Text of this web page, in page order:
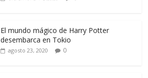
El mundo mágico de Harry Potter
desembarca en Tokio
agosto 23, 2020 0